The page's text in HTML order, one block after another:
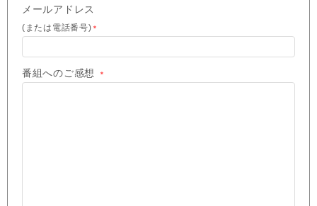
メールアドレス
(または電話番号) ＊
番組へのご感想 ＊